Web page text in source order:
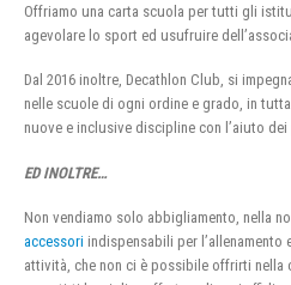
Offriamo una carta scuola per tutti gli
agevolare lo sport ed usufruire
Dal 2016 inoltre, Decathlon Club, si
nelle scuole di ogni ordine e grado, in
nuove e inclusive discipline con l’aiuto
ED INOLTRE…
Non vendiamo solo abbigliamento, nella
accessori indispensabili per
attività, che non ci è possibile offrirti nella